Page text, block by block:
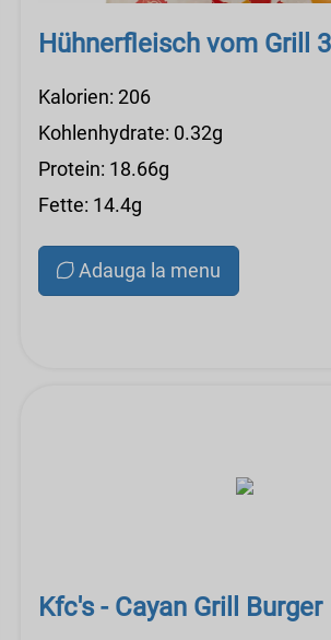
Hühnerfleisch vom Grill
Kalorien: 206
Kohlenhydrate: 0.32g
Protein: 18.66g
Fette: 14.4g
Adauga la menu
Kfc's - Cayan Grill Burger